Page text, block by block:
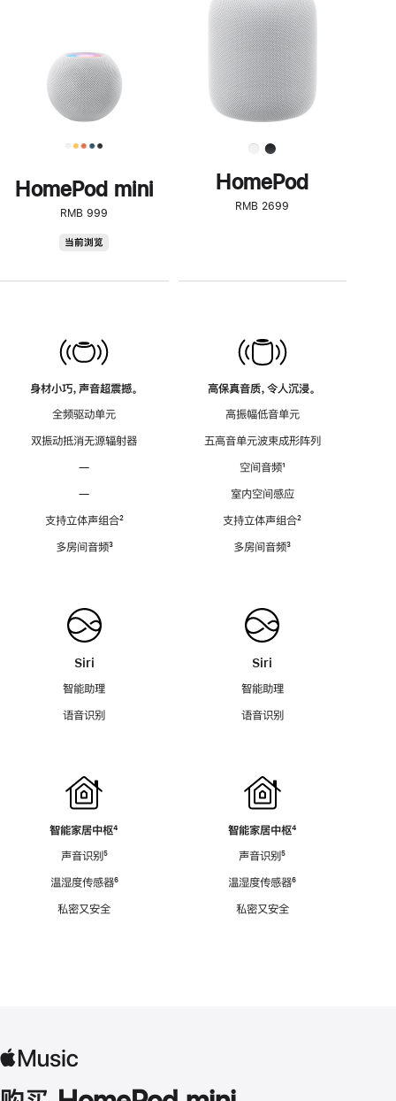
HomePod mini
RMB 999
当前浏览
身材小巧，声音超震撼。
全频驱动单元
双振动抵消无源辐射器
—
—
支持立体声组合脚
²
多房间音频脚
³
Siri
智能助理
语音识别
智能家居中枢脚
⁴
声音识别脚
⁵
温湿度传感器脚
⁶
私密又安全
了
解
HomePod<
HomePod
RMB 2699
高保真音质，令人沉浸。
高振幅低音单元
五高音单元波束成形阵列
空间音频脚
¹
室内空间感应
支持立体声组合脚
²
多房间音频脚
³
Siri
智能助理
语音识别
智能家居中枢脚
⁴
声音识别脚
⁵
温湿度传感器脚
⁶
私密又安全